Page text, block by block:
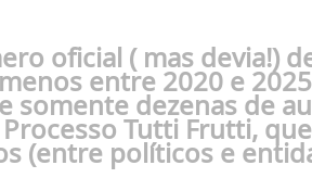
oficial ( mas devia!)
entre 2020 e
somente dezenas de
Processo Tutti Frutti,
(entre políticos e